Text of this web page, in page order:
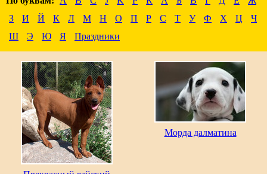
З
И Й К Л М Н О П Р С Т У Ф Х Ц
Ч
Ш
Э Ю Я Праздники
Морда далматина